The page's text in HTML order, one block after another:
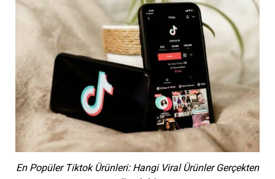
En Popüler Tiktok Ürünleri: Hangi Viral Ürünler Gerçekten